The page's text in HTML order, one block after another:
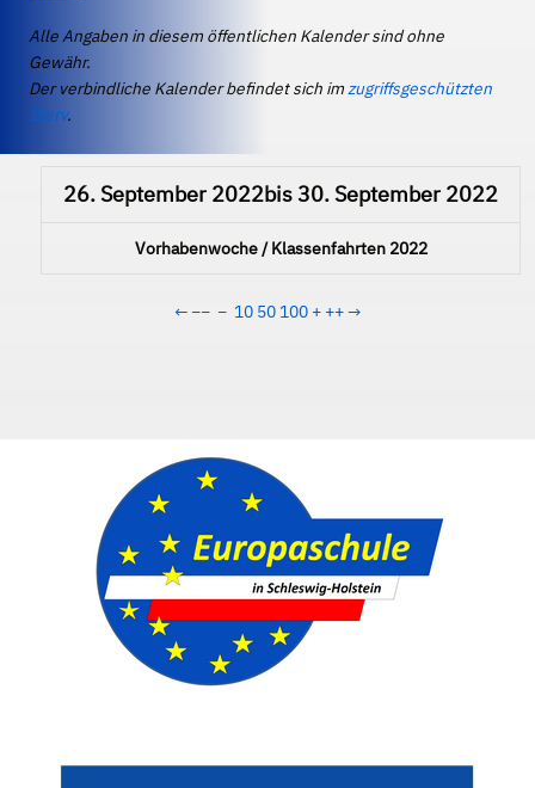
Alle Angaben in diesem öffentlichen Kalender sind ohne
Gewähr.
Der verbindliche Kalender befindet sich imzugriffsgeschützten
IServ.
26. September 2022bis30. September 2022
Vorhabenwoche / Klassenfahrten 2022
← −− − 10 50 100 + ++→